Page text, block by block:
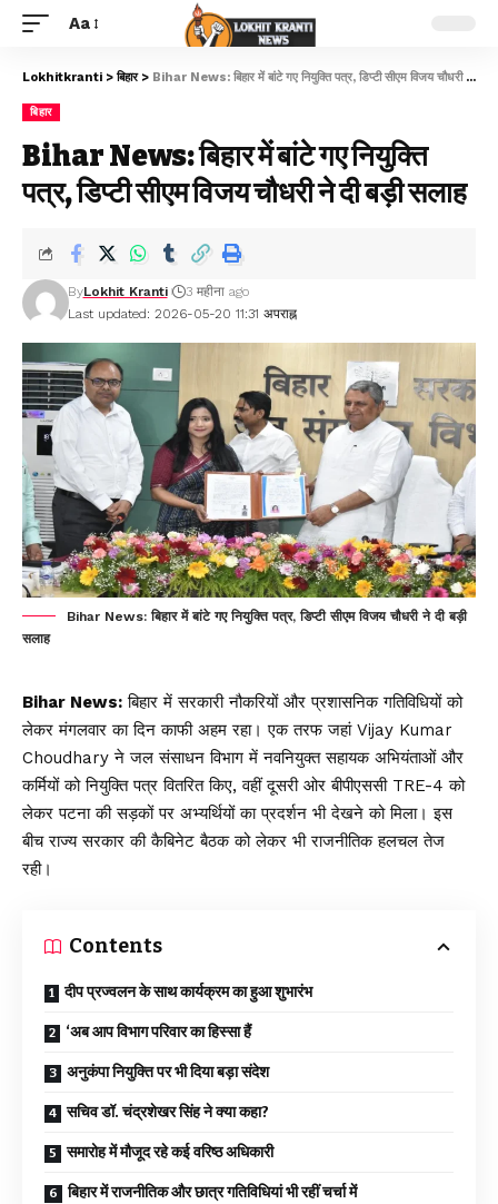
Aa
Lokhitkranti >बिहार> Bihar News: बिहार में बांटे गए नियुक्ति पत्र, डिप्टी सीएम विजय चौधरी ने दी बड़ी सलाह
बिहार
Bihar News: बिहार में बांटे गए नियुक्ति
पत्र, डिप्टी सीएम विजय चौधरी ने दी बड़ी सलाह
Last updated: 2026-05-20 11:31 अपराह्न
ByLokhit Kranti 3 महीना ago
Bihar News: बिहार में बांटे गए नियुक्ति पत्र, डिप्टी सीएम विजय चौधरी ने दी बड़ी
सलाह
Bihar News: बिहार में सरकारी नौकरियों और प्रशासनिक गतिविधियों को
लेकर मंगलवार का दिन काफी अहम रहा। एक तरफ जहां Vijay Kumar
Choudhary ने जल संसाधन विभाग में नवनियुक्त सहायक अभियंताओं और
कर्मियों को नियुक्ति पत्र वितरित किए, वहीं दूसरी ओर बीपीएससी TRE-4 को
लेकर पटना की सड़कों पर अभ्यर्थियों का प्रदर्शन भी देखने को मिला। इस
बीच राज्य सरकार की कैबिनेट बैठक को लेकर भी राजनीतिक हलचल तेज
रही।
Contents
दीप प्रज्वलन के साथ कार्यक्रम का हुआ शुभारंभ
‘अब आप विभाग परिवार का हिस्सा हैं
अनुकंपा नियुक्ति पर भी दिया बड़ा संदेश
सचिव डॉ. चंद्रशेखर सिंह ने क्या कहा?
समारोह में मौजूद रहे कई वरिष्ठ अधिकारी
बिहार में राजनीतिक और छात्र गतिविधियां भी रहीं चर्चा में